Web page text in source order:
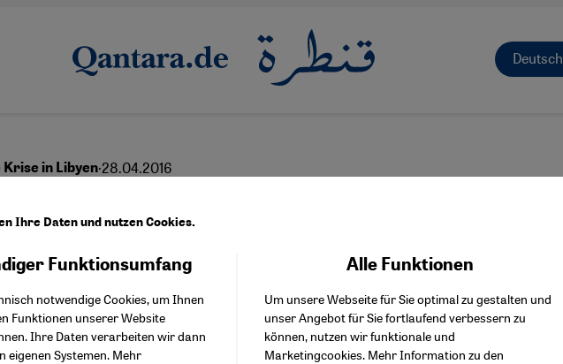
Deutsch
Krise in Libyen·28.04.2016
Nation
English عربي
Ihre Daten und nutzen Cookies.
Funktionsumfang
notwendige Cookies, um Ihnen
Funktionen unserer Website
Ihre Daten verarbeiten wir dann
eigenen Systemen. Mehr
Alle Funktionen
Um unsere Webseite für Sie optimal zu gestalten und
unser Angebot für Sie fortlaufend verbessern zu
können, nutzen wir funktionale und
Marketingcookies. Mehr Information zu den
Facebook Embed / Facebook Connect
Twitter Embed
Instagram Embed
Youtube Embed
Google Maps Embed